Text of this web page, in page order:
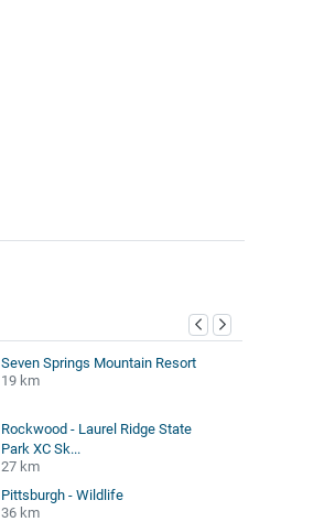
Seven Springs Mountain Resort
19 km
Rockwood - Laurel Ridge State
Park XC Sk...
27 km
Pittsburgh - Wildlife
36 km